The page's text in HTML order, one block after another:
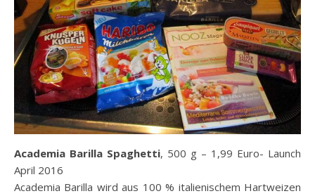
Academia Barilla Spaghetti, 500 g – 1,99 Euro- Launch
April 2016
Academia Barilla wird aus 100 % italienischem Hartweizen